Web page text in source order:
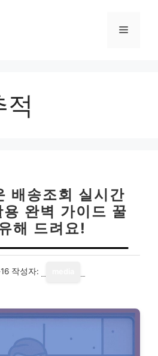
메
배송조회 실시간
완벽 가이드 꿀
해 드려요!
작성자: